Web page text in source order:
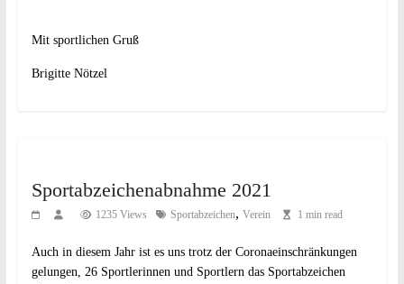
Mit sportlichen Gruß
Brigitte Nötzel
Sportabzeichenabnahme 2021
1235 Views Sportabzeichen, Verein 1 min read
Auch in diesem Jahr ist es uns trotz der Coronaeinschränkungen
gelungen, 26 Sportlerinnen und Sportlern das Sportabzeichen